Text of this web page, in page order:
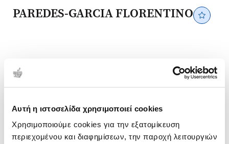
Αυτή η ιστοσελίδα χρησιμοποιεί cookies
Χρησιμοποιούμε cookies για την εξατομίκευση
περιεχομένου και διαφημίσεων, την παροχή λειτουργιών
PAREDES-GARCIA FLORENTINO